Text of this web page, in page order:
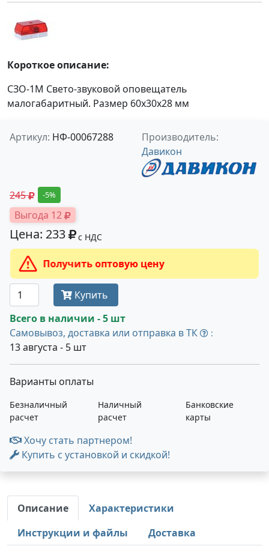
Короткое описание:
СЗО-1М Свето-звуковой оповещатель
малогабаритный. Размер 60x30x28 мм
Артикул: НФ-00067288
Производитель:
Давикон
245 -5%
Выгода 12
Цена: 233 с НДС
Получить оптовую цену
Купить
Всего в наличии - 5 шт
Самовывоз, доставка или отправка в ТК
:
13 августа - 5 шт
Варианты оплаты
Безналичный
расчет
Наличный
расчет
Банковские
карты
Хочу стать партнером!
Купить с установкой и скидкой!
Описание
Характеристики
Инструкции и файлы
Доставка